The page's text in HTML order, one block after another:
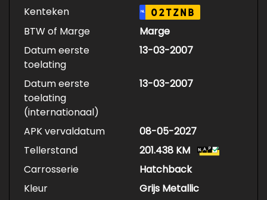
Kenteken NL 02TZNB
BTW of Marge
Marge
Datum eerste
toelating
13-03-2007
Datum eerste
toelating
(internationaal)
13-03-2007
APK vervaldatum
08-05-2027
Tellerstand
201.438 KM
Carrosserie
Hatchback
Kleur
Grijs Metallic